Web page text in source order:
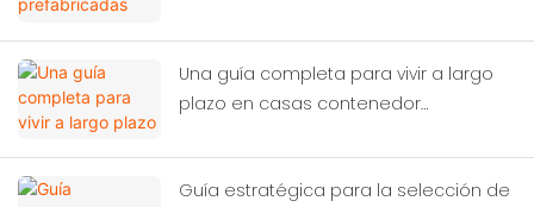
Una guía completa para vivir a largo
plazo en casas contenedor
Guía estratégica para la selección de